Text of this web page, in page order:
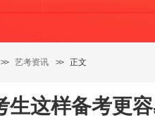
>> 艺考资讯 >> 正文
生这样备考更